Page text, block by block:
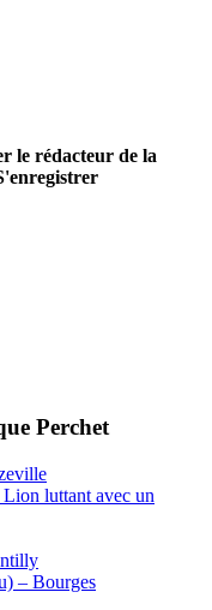
le rédacteur de la
Perchet
luttant avec un
– Bourges